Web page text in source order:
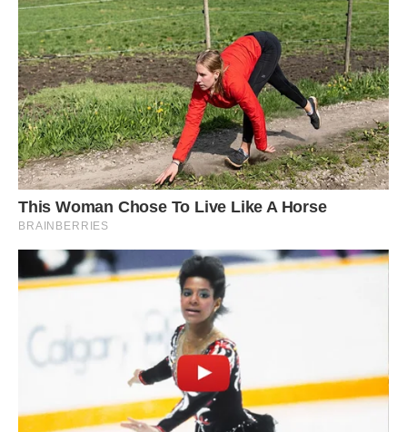
матюкав себе, називав йолопом, дурнем, божевільним. Та
почуття оселилося пташиною в душі, яка тьохкала
радісно і виспівувала, як тільки бачив Марту-Мартусю на
вулиці чи вже своїй оселі, і нічого вдіяти з тим не міг.
Спочатку він вирішив, що хай вона просто, та пташина-
неможлива любов, живе в ньому, носить його на крилах,
дарує весняну радість. Живе потаємно в його серці, і
нікому він в тому не зізнається. Та не вийшло.
Бо коли повертався якось зимового дня з роботи
стежкою поміж невеличкий ставок, що прямісінько у
центрі села їхнього вродився колись, виринула йому з
пітьми на зустріч Марта…
Як зустрілися їх руки, губи, як шепіт Мартин ледве
розрізнив:
«Дядьку Гнате… Не можу більше так… Не можу без вас…
думаю про вас постійно… не сплю…», як сам їй у відповідь
шепотів: